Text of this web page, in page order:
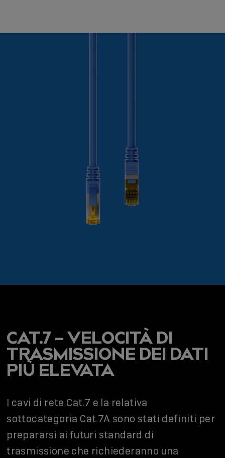
CAT.7 – VELOCITÀ DI
TRASMISSIONE DEI DATI
PIÙ ELEVATA
I cavi di rete Cat.7 e la relativa
sottocategoria Cat.7A sono stati definiti per
prepararsi ai futuri standard di
trasmissione che richiederanno una